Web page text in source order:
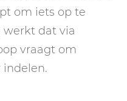
om iets op te
werkt dat via
vraagt om